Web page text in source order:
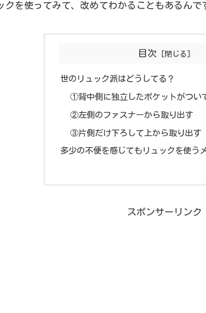
クを使ってみて、改めてわかることもあるんで
目次
世のリュック派はどうしてる？
①背中側に独立したポケットがつい
②左側のファスナーから取り出す
③片側だけ下ろして上から取り出す
多少の不便を感じてもリュックを使う
スポンサーリンク